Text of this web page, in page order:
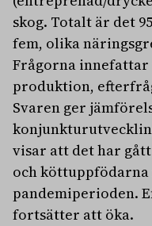
skog. Totalt är det
fem, olika
Frågorna
produktion,
Svaren ger
visar att det har
och
pandemiperioden.
fortsätter att öka.